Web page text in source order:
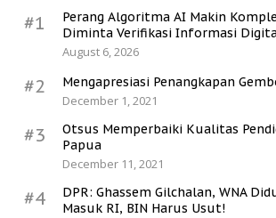
#1
Perang Algoritma AI Makin
Diminta Verifikasi Informasi
August 6, 2026
#2
Mengapresiasi Penangkapan
December 1, 2021
#3
Otsus Memperbaiki Kualitas
Papua
December 11, 2021
#4
DPR: Ghassem Gilchalan, WNA
Masuk RI, BIN Harus Usut!